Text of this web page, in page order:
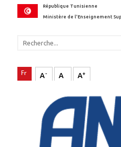
République Tunisienne
Ministère de l'Enseignement
A- A A+